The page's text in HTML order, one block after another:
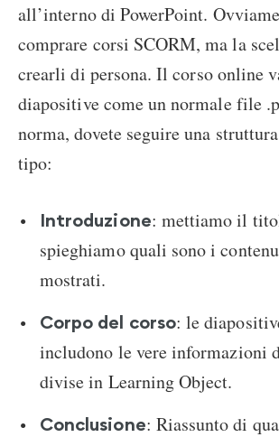
all’interno di PowerPoint.
comprare corsi SCORM, ma la
crearli di persona. Il corso online
diapositive come un normale file
norma, dovete seguire una
tipo:
Introduzione: mettiamo il
spieghiamo quali sono i
mostrati.
Corpo del corso: le
includono le vere informazioni
divise in Learning Object.
Conclusione: Riassunto di